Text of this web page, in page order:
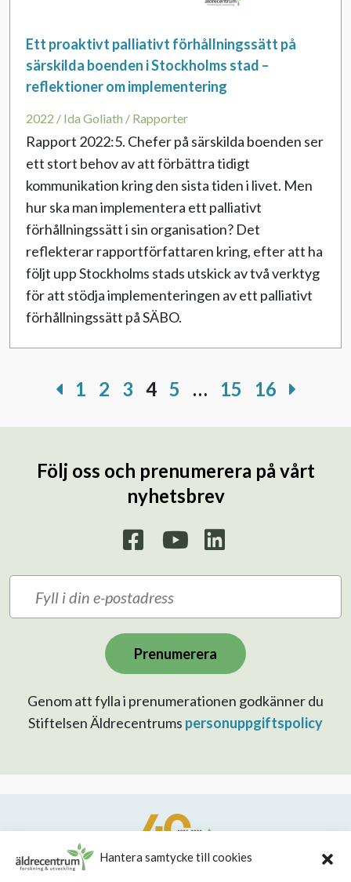
Hantera samtycke till cookies
Ett proaktivt palliativt förhållningssätt på
särskilda boenden i Stockholms stad –
reflektioner om implementering
2022 / Ida Goliath / Rapporter
Rapport 2022:5. Chefer på särskilda boenden ser
ett stort behov av att förbättra tidigt
kommunikation kring den sista tiden i livet. Men
hur ska man implementera ett palliativt
förhållningssätt i sin organisation? Det
reflekterar rapportförfattaren kring, efter att ha
följt upp Stockholms stads utskick av två verktyg
för att stödja implementeringen av ett palliativt
förhållningssätt på SÄBO.
1 2 3 4 5 … 15 16
Följ oss och prenumerera på vårt
nyhetsbrev
Prenumerera
Genom att fylla i prenumerationen godkänner du
Stiftelsen Äldrecentrums personuppgiftspolicy